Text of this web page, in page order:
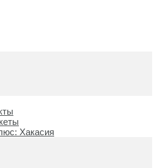
Хакасия